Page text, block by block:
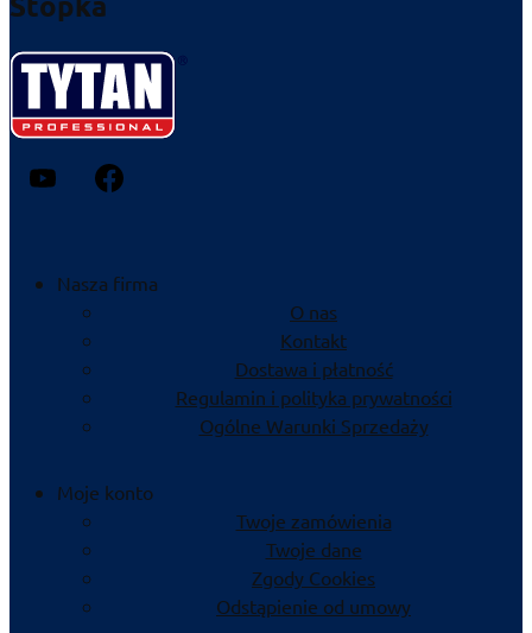
Nasza firma
O nas
Kontakt
Dostawa i płatność
Regulamin i polityka prywatności
Ogólne Warunki Sprzedaży
Moje konto
Twoje zamówienia
Twoje dane
Zgody Cookies
Odstąpienie od umowy